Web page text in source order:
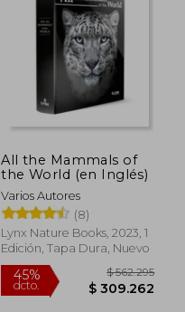
All the Mammals of
the World (en Inglés)
Varios Autores
(8)
Lynx Nature Books, 2023, 1
Edición, Tapa Dura, Nuevo